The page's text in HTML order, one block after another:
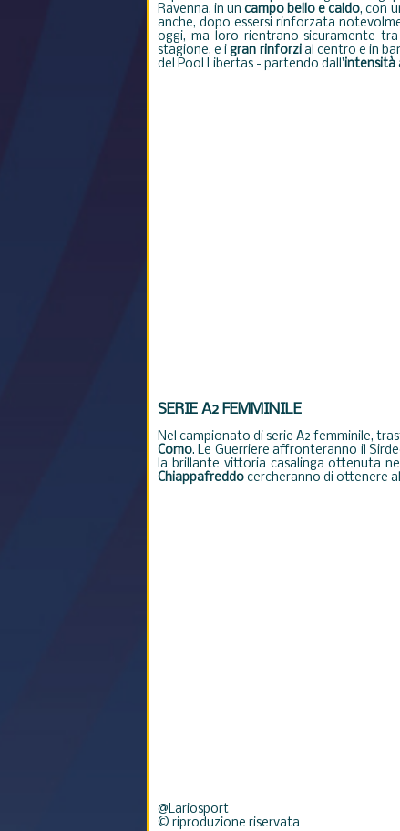
Ravenna, in uncampo bello e caldo, con
anche, dopo essersi rinforzata
oggi, ma loro rientrano sicuramente
stagione, e igran rinforzial centro e in
del Pool Libertas - partendo dall'intensità
SERIE A2 FEMMINILE
Nel campionato di serie A2 femminile,
Como. Le Guerriere affronteranno il
la brillante vittoria casalinga ottenuta
Chiappafreddo cercheranno di ottenere
@Lariosport
© riproduzione riservata